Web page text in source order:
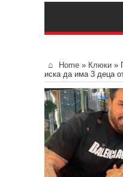
Home » Клюки »
иска да има 3 деца